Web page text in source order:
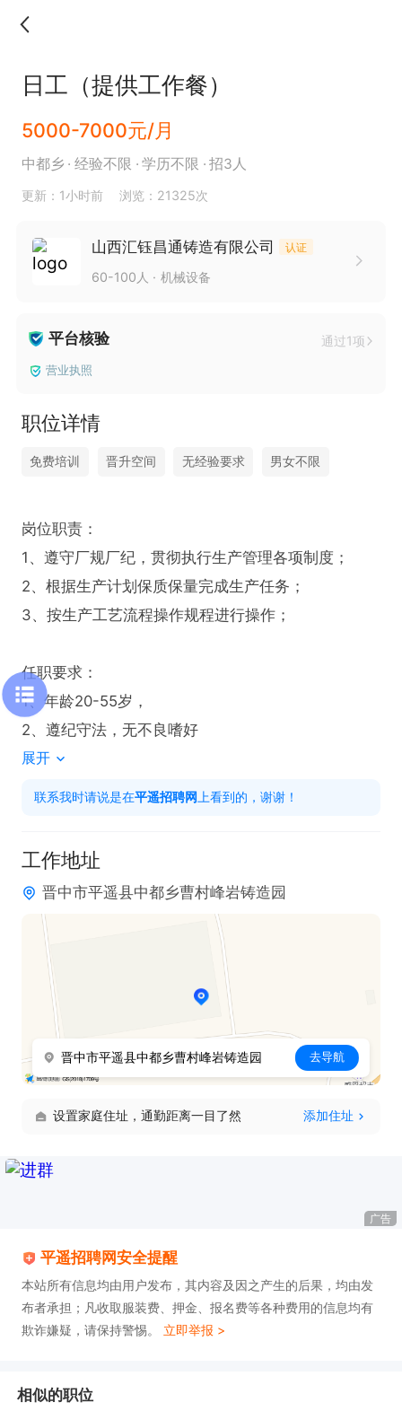
日工（提供工作餐）
5000-7000元/月
中都乡 经验不限 学历不限 招3人
更新：1小时前 浏览：21325次
山西汇钰昌通铸造有限公司 认证
60-100人 机械设备
平台核验 通过1项
营业执照
职位详情
免费培训 晋升空间 无经验要求 男女不限
岗位职责：
1、遵守厂规厂纪，贯彻执行生产管理各项制度；
2、根据生产计划保质保量完成生产任务；
3、按生产工艺流程操作规程进行操作；
任职要求：
1、年龄20-55岁，
2、遵纪守法，无不良嗜好
展开
联系我时请说是在平遥招聘网 上看到的，谢谢！
工作地址
晋中市平遥县中都乡曹村峰岩铸造园
晋中市平遥县中都乡曹村峰岩铸造园 去导航
设置家庭住址，通勤距离一目了然 添加住址
广告
平遥招聘网安全提醒
本站所有信息均由用户发布，其内容及因之产生的后果，均由发
布者承担；凡收取服装费、押金、报名费等各种费用的信息均有
欺诈嫌疑，请保持警惕。 立即举报 >
相似的职位